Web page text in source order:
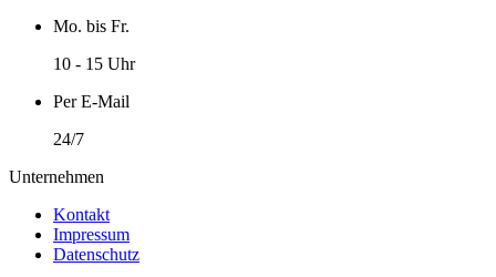
Mo. bis Fr.
10 - 15 Uhr
Per E-Mail
24/7
Unternehmen
Kontakt
Impressum
Datenschutz